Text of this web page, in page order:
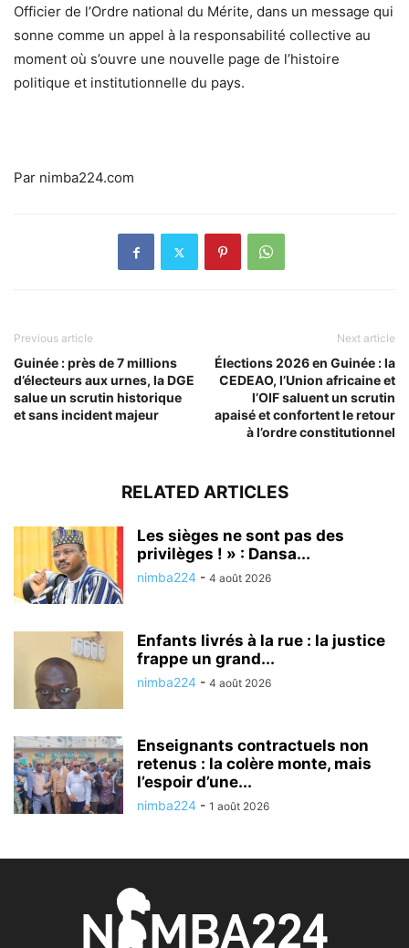
Officier de l’Ordre national du Mérite, dans un message qui
sonne comme un appel à la responsabilité collective au
moment où s’ouvre une nouvelle page de l’histoire
politique et institutionnelle du pays.
Par nimba224.com
Previous article
Guinée : près de 7 millions
d’électeurs aux urnes, la DGE
salue un scrutin historique
et sans incident majeur
Next article
Élections 2026 en Guinée : la
CEDEAO, l’Union africaine et
l’OIF saluent un scrutin
apaisé et confortent le retour
à l’ordre constitutionnel
RELATED ARTICLES
Les sièges ne sont pas des
privilèges ! » : Dansa...
nimba224 - 4 août 2026
Enfants livrés à la rue : la justice
frappe un grand...
nimba224 - 4 août 2026
Enseignants contractuels non
retenus : la colère monte, mais
l’espoir d’une...
nimba224 - 1 août 2026